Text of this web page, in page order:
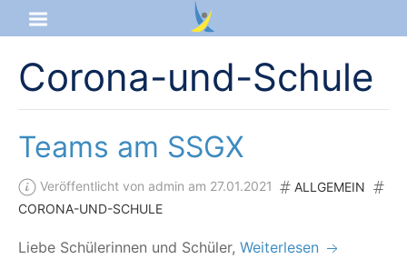
Startseite
Aktuelles
Lernangebot
Corona-und-Schule
Teams am SSGX
Veröffentlicht von admin am 27.01.2021
ALLGEMEIN
CORONA-UND-SCHULE
Lie­be Schü­le­rin­nen und Schüler, Weiterlesen